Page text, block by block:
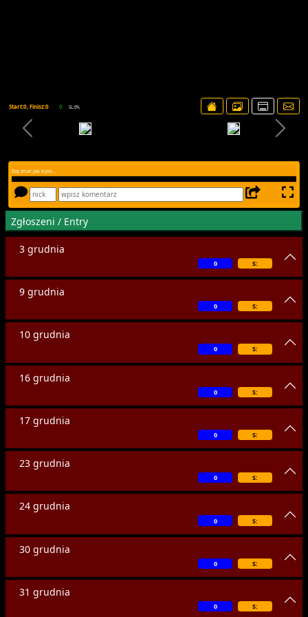
Start:0, Finisz:0 0 SL:0%
Daj znać jak było...
Zgłoszeni / Entry
3 grudnia
S:
0
9 grudnia
S:
0
10 grudnia
S:
0
16 grudnia
S:
0
17 grudnia
S:
0
23 grudnia
S:
0
24 grudnia
S:
0
30 grudnia
S:
0
31 grudnia
S:
0